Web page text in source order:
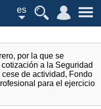
es
por la que se
a la Seguridad
de actividad, Fondo
para el ejercicio